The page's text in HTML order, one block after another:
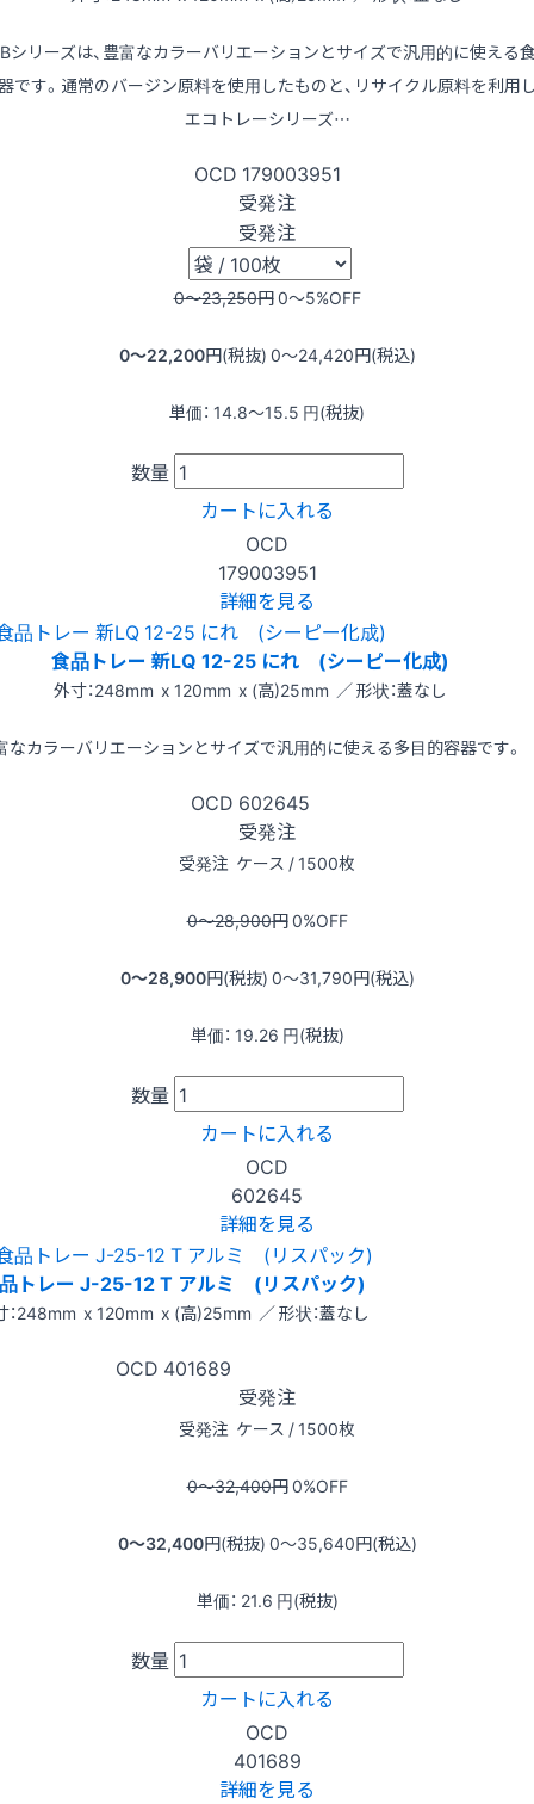
シリーズは、豊富なカラーバリエーションとサイズで汎用的に使える
です。通常のバージン原料を使用したものと、リサイクル原料を利用
エコトレーシリーズ…
OCD 179003951
受発注
受発注
0〜23,250円0〜5%OFF
0〜22,200円(税抜) 0〜24,420円(税込)
単価： 14.8〜15.5 円(税抜)
数量
カートに入れる
OCD
179003951
詳細を見る
食品トレー 新LQ 12-25 にれ (シーピー化成)
外寸：248mm x 120mm x (高)25mm ／ 形状：蓋なし
なカラーバリエーションとサイズで汎用的に使える多目的容器です。
OCD 602645
受発注
受発注 ケース / 1500枚
0〜28,900円0%OFF
0〜28,900円(税抜) 0〜31,790円(税込)
単価： 19.26 円(税抜)
数量
カートに入れる
OCD
602645
詳細を見る
トレー J-25-12 T アルミ (リスパック)
：248mm x 120mm x (高)25mm ／ 形状：蓋なし
OCD 401689
受発注
受発注 ケース / 1500枚
0〜32,400円0%OFF
0〜32,400円(税抜) 0〜35,640円(税込)
単価： 21.6 円(税抜)
数量
カートに入れる
OCD
401689
詳細を見る